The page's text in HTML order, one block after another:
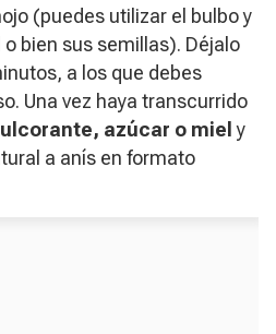
(puedes utilizar el bulbo y
bien sus semillas). Déjalo
a los que debes
Una vez haya transcurrido
azúcar o miely
a anís en formato